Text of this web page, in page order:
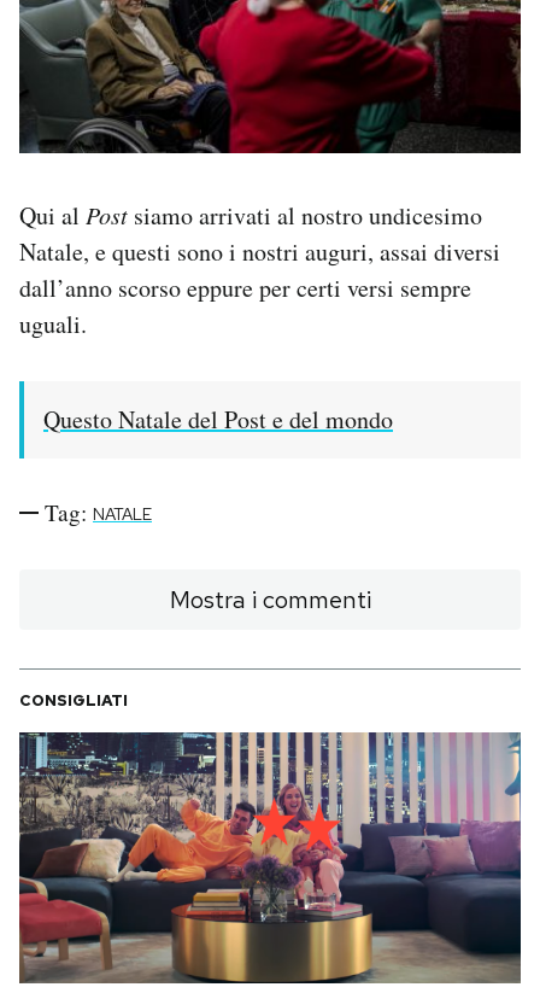
Qui al Post siamo arrivati al nostro undicesimo
Natale, e questi sono i nostri auguri, assai diversi
dall’anno scorso eppure per certi versi sempre
uguali.
Questo Natale del Post e del mondo
Tag: NATALE
Mostra i commenti
CONSIGLIATI